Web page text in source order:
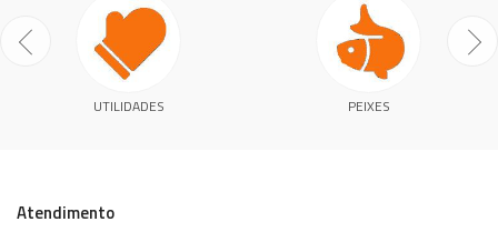
UTILIDADES PEIXES
Atendimento